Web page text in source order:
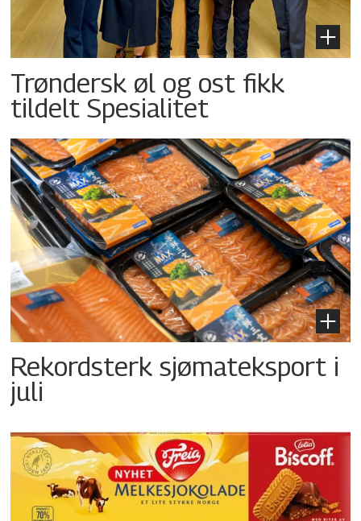
Trøndersk øl og ost fikk
tildelt Spesialitet
Rekordsterk sjømateksport i
juli